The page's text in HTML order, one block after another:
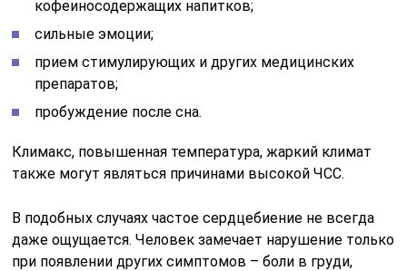
кофеиносодержащих напитков;
сильные эмоции;
прием стимулирующих и других медицинских
препаратов;
пробуждение после сна.
Климакс, повышенная температура, жаркий климат
также могут являться причинами высокой ЧСС.
В подобных случаях частое сердцебиение не всегда
даже ощущается. Человек замечает нарушение только
при появлении других симптомов – боли в груди,